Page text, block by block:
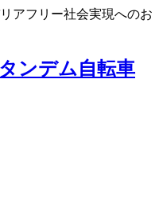
アフリー社会実現へのお